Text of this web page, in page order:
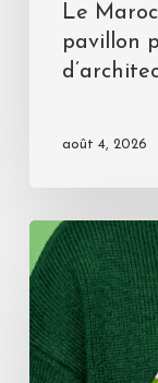
Le
pavillon
août 4, 2026